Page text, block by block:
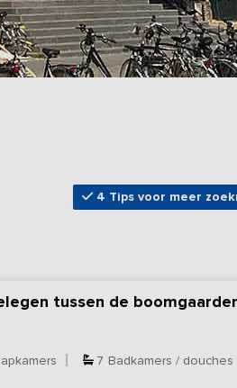
4 Tips voor meer
tussen de
7 Badkamers / douches